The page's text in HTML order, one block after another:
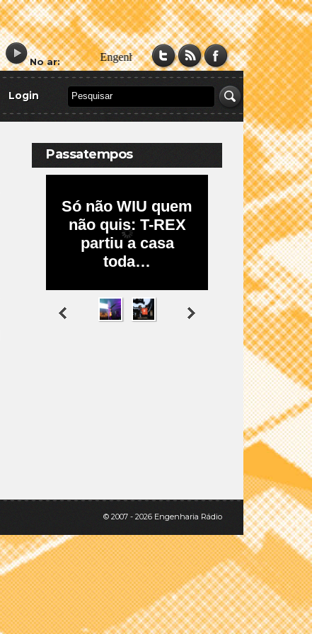
No ar:
Login
Passatempos
© 2007 - 2026 Engenharia Rádio